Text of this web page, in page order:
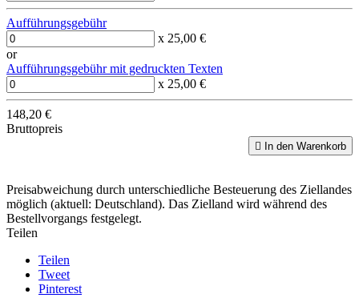
Aufführungsgebühr
x 25,00 €
or
Aufführungsgebühr mit gedruckten Texten
x 25,00 €
148,20 €
Bruttopreis
 In den Warenkorb
Preisabweichung durch unterschiedliche Besteuerung des Ziellandes
möglich (aktuell: Deutschland). Das Zielland wird während des
Bestellvorgangs festgelegt.
Teilen
Teilen
Tweet
Pinterest